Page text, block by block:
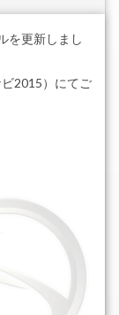
を更新しまし
2015）にてご